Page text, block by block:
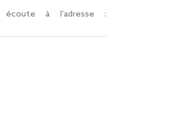
à l'adresse :